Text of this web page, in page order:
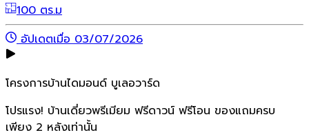
100 ตร.ม
อัปเดตเมื่อ 03/07/2026
โครงการบ้านไดมอนด์ บูเลอวาร์ด
โปรแรง! บ้านเดี่ยวพรีเมียม ฟรีดาวน์ ฟรีโอน ของแถมครบ
เพียง 2 หลังเท่านั้น